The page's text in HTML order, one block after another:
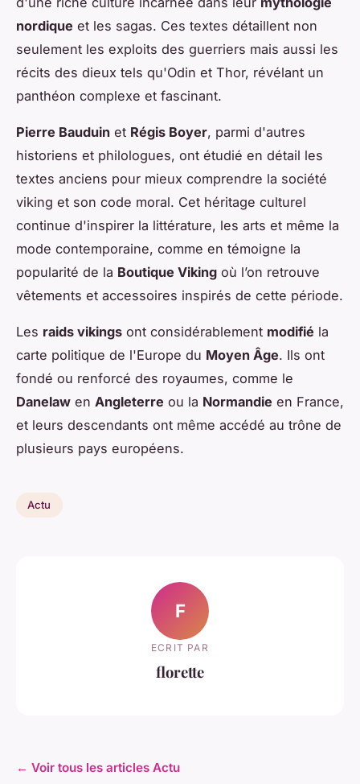
nordique et les sagas. Ces textes détaillent non
seulement les exploits des guerriers mais aussi les
récits des dieux tels qu'Odin et Thor, révélant un
panthéon complexe et fascinant.
Pierre Bauduin et Régis Boyer, parmi d'autres
historiens et philologues, ont étudié en détail les
textes anciens pour mieux comprendre la société
viking et son code moral. Cet héritage culturel
continue d'inspirer la littérature, les arts et même la
mode contemporaine, comme en témoigne la
popularité de la Boutique Viking où l’on retrouve
vêtements et accessoires inspirés de cette période.
Les raids vikings ont considérablement modifié la
carte politique de l'Europe du Moyen Âge. Ils ont
fondé ou renforcé des royaumes, comme le
Danelaw en Angleterre ou la Normandie en France,
et leurs descendants ont même accédé au trône de
plusieurs pays européens.
Actu
F
ECRIT PAR
florette
← Voir tous les articles Actu